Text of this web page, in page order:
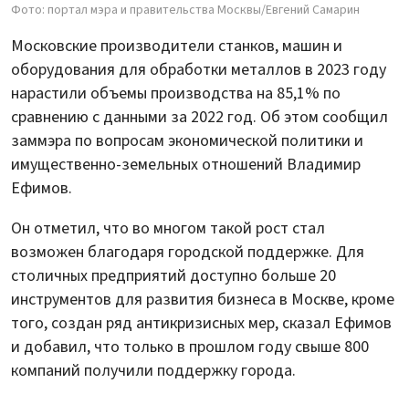
Фото: портал мэра и правительства Москвы/Евгений Самарин
Московские производители станков, машин и
оборудования для обработки металлов в 2023 году
нарастили объемы производства на 85,1% по
сравнению с данными за 2022 год. Об этом сообщил
заммэра по вопросам экономической политики и
имущественно-земельных отношений Владимир
Ефимов.
Он отметил, что во многом такой рост стал
возможен благодаря городской поддержке. Для
столичных предприятий доступно больше 20
инструментов для развития бизнеса в Москве, кроме
того, создан ряд антикризисных мер, сказал Ефимов
и добавил, что только в прошлом году свыше 800
компаний получили поддержку города.